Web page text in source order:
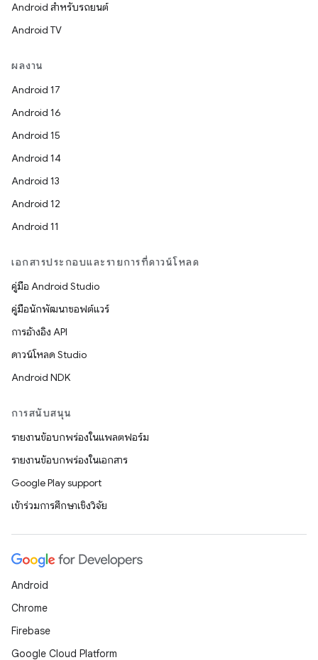
Android สำหรับรถยนต์
Android TV
ผลงาน
Android 17
Android 16
Android 15
Android 14
Android 13
Android 12
Android 11
เอกสารประกอบและรายการที่ดาวน์โหลด
คู่มือ Android Studio
คู่มือนักพัฒนาซอฟต์แวร์
การอ้างอิง API
ดาวน์โหลด Studio
Android NDK
การสนับสนุน
รายงานข้อบกพร่องในแพลตฟอร์ม
รายงานข้อบกพร่องในเอกสาร
Google Play support
เข้าร่วมการศึกษาเชิงวิจัย
Android
Chrome
Firebase
Google Cloud Platform